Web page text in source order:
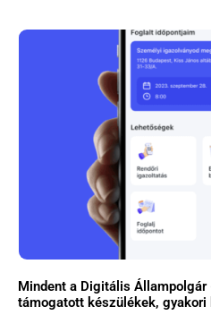
Mindent a Digitális
támogatott készülékek, gyakori